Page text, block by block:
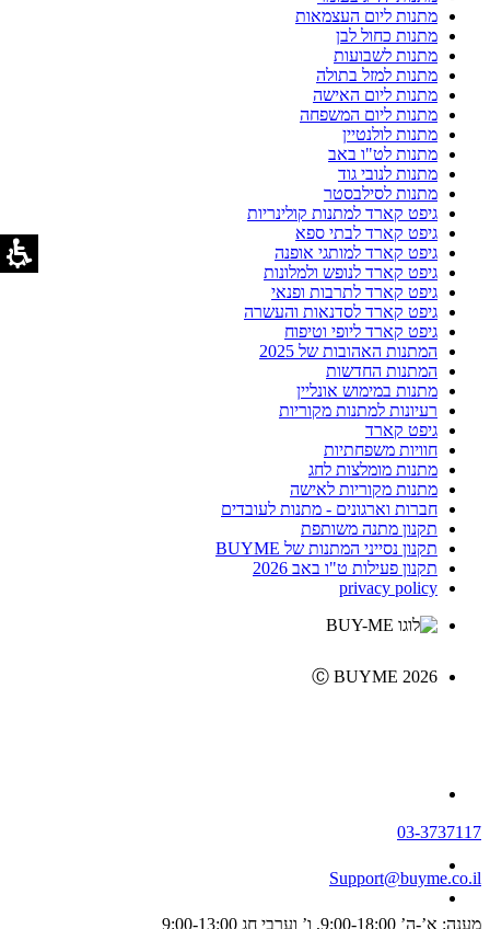
מתנות ליום העצמאות
מתנות כחול לבן
מתנות לשבועות
מתנות למזל בתולה
מתנות ליום האישה
מתנות ליום המשפחה
מתנות לולנטיין
מתנות לט"ו באב
מתנות לנובי גוד
מתנות לסילבסטר
גיפט קארד למתנות קולינריות
גיפט קארד לבתי ספא
גיפט קארד למותגי אופנה
גיפט קארד לנופש ולמלונות
גיפט קארד לתרבות ופנאי
גיפט קארד לסדנאות והעשרה
גיפט קארד ליופי וטיפוח
המתנות האהובות של 2025
המתנות החדשות
מתנות במימוש אונליין
רעיונות למתנות מקוריות
גיפט קארד
חוויות משפחתיות
מתנות מומלצות לחג
מתנות מקוריות לאישה
חברות וארגונים - מתנות לעובדים
תקנון מתנה משותפת
תקנון נסייני המתנות של BUYME
תקנון פעילות ט"ו באב 2026
privacy policy
Ⓒ BUYME 2026
03-3737117
Support@buyme.co.il
מענה: א’-ה’ 9:00-18:00, ו’ וערבי חג 9:00-13:00